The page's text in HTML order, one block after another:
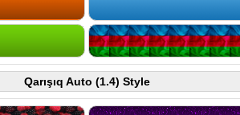
Qarışıq Auto (1.4) Style